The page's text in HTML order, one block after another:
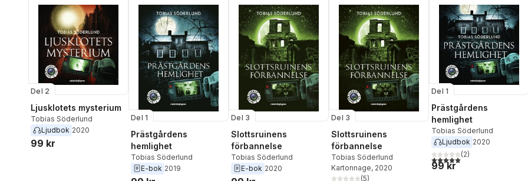
Del 2
Ljusklotets mysterium
Tobias Söderlund
Ljudbok 2020
99 kr
Del 1
Prästgårdens
hemlighet
Tobias Söderlund
E-bok 2019
Del 3
Slottsruinens
förbannelse
Tobias Söderlund
E-bok 2020
Del 3
Slottsruinens
förbannelse
Tobias Söderlund
Kartonnage, 2020
(5)
Del 1
Prästgårdens
hemlighet
Tobias Söderlund
Ljudbok 2020
5,0utav 5 stjärnor. Totalt
(2)
99 kr